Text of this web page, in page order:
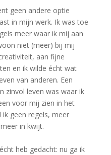
geen andere optie
in mijn werk. Ik was toe
meer waar ik mij aan
niet (meer) bij mij
aan fijne
en ik wilde écht wat
van anderen. Een
zinvol leven was waar ik
voor mij zien in het
geen regels, meer
in kwijt.
heb gedacht: nu ga ik